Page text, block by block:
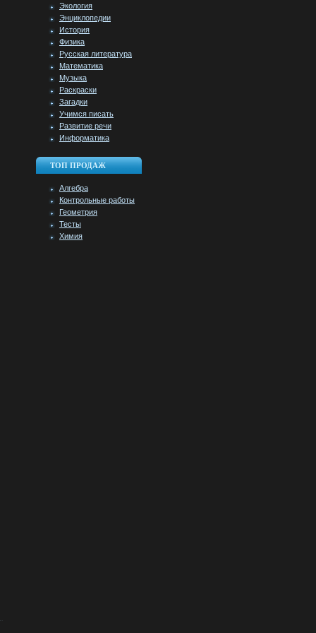
Экология
Энциклопедии
История
Физика
Русская литература
Математика
Музыка
Раскраски
Загадки
Учимся писать
Развитие речи
Информатика
ТОП ПРОДАЖ
Алгебра
Контрольные работы
Геометрия
Тесты
Химия